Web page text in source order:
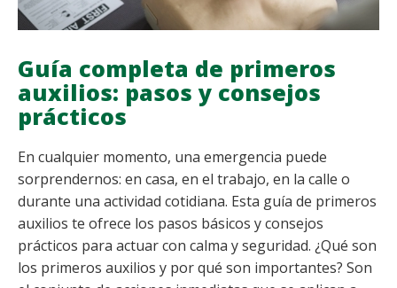
Guía completa de primeros
auxilios: pasos y consejos
prácticos
En cualquier momento, una emergencia puede
sorprendernos: en casa, en el trabajo, en la calle o
durante una actividad cotidiana. Esta guía de primeros
auxilios te ofrece los pasos básicos y consejos
prácticos para actuar con calma y seguridad. ¿Qué son
los primeros auxilios y por qué son importantes? Son